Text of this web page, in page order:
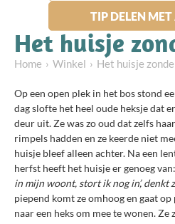
TIP DELEN
Het huisje
Home Winkel Het huisje
Op een open plek in het bos stond
dag slofte het heel oude heksje dat
deur uit. Ze was zo oud dat zelfs
rimpels hadden en ze keerde niet
huisje bleef alleen achter. Na een
herfst heeft het huisje er genoeg van:
in mijn woont, stort ik nog in’, denkt
piepend komt ze omhoog en gaat op
naar een heks om mee te wonen.Ze